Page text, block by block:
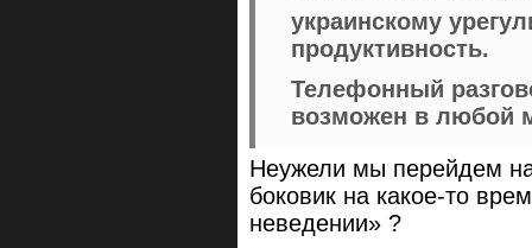
украинскому
продуктивность.
Телефонный
возможен в любой
Неужели мы перейдем на
боковик на какое-то
неведении» ?